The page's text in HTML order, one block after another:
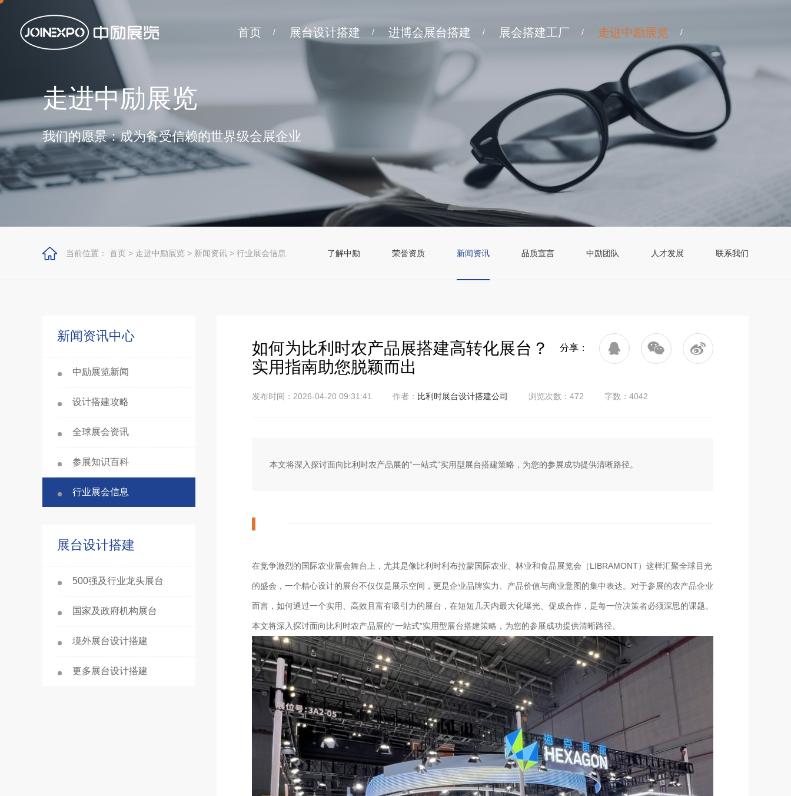
首页 / 展台设计搭建 / 进博会展台搭建 / 展会搭建工厂 / 走进中励展览 /
走进中励展览
我们的愿景：成为备受信赖的世界级会展企业
当前位置： 首页 > 走进中励展览 > 新闻资讯 > 行业展会信息 了解中励 荣誉资质 新闻资讯 品质宣言 中励团队 人才发展 联系我们
新闻资讯中心
中励展览新闻
设计搭建攻略
全球展会资讯
参展知识百科
行业展会信息
展台设计搭建
500强及行业龙头展台
国家及政府机构展台
境外展台设计搭建
更多展台设计搭建
如何为比利时农产品展搭建高转化展台？
实用指南助您脱颖而出
分享：
发布时间：2026-04-20 09:31:41 作者： 比利时展台设计搭建公司 浏览次数：472 字数：4042
本文将深入探讨面向比利时农产品展的“一站式”实用型展台搭建策略，为您的参展成功提供清晰路径。
在竞争激烈的国际农业展会舞台上，尤其是像比利时利布拉蒙国际农业、林业和食品展览会（LIBRAMONT）这样汇聚全球目光
的盛会，一个精心设计的展台不仅仅是展示空间，更是企业品牌实力、产品价值与商业意图的集中表达。对于参展的农产品企业
而言，如何通过一个实用、高效且富有吸引力的展台，在短短几天内最大化曝光、促成合作，是每一位决策者必须深思的课题。
本文将深入探讨面向比利时农产品展的“一站式”实用型展台搭建策略，为您的参展成功提供清晰路径。